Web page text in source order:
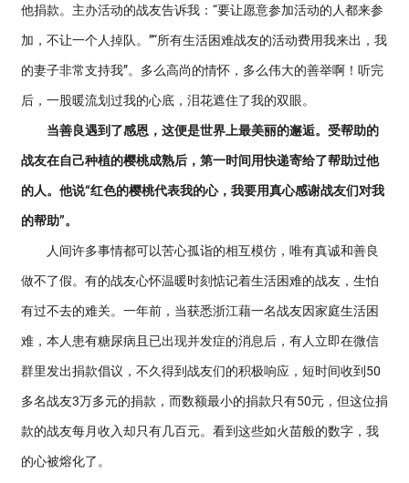
他捐款。主办活动的战友告诉我：“要让愿意参加活动的人都来参
加，不让一个人掉队。”“所有生活困难战友的活动费用我来出，我
的妻子非常支持我”。多么高尚的情怀，多么伟大的善举啊！听完
后，一股暖流划过我的心底，泪花遮住了我的双眼。
当善良遇到了感恩，这便是世界上最美丽的邂逅。受帮助的
战友在自己种植的樱桃成熟后，第一时间用快递寄给了帮助过他
的人。他说“红色的樱桃代表我的心，我要用真心感谢战友们对我
的帮助”。
人间许多事情都可以苦心孤诣的相互模仿，唯有真诚和善良
做不了假。有的战友心怀温暖时刻惦记着生活困难的战友，生怕
有过不去的难关。一年前，当获悉浙江藉一名战友因家庭生活困
难，本人患有糖尿病且已出现并发症的消息后，有人立即在微信
群里发出捐款倡议，不久得到战友们的积极响应，短时间收到50
多名战友3万多元的捐款，而数额最小的捐款只有50元，但这位捐
款的战友每月收入却只有几百元。看到这些如火苗般的数字，我
的心被熔化了。